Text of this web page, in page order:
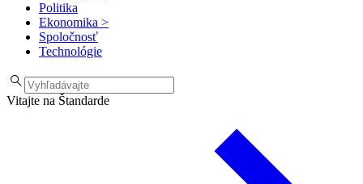
Politika
Ekonomika >
Spoločnosť
Technológie
Vitajte na Štandarde